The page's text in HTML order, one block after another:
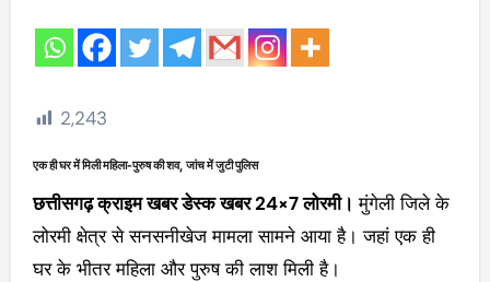
2,243
एक ही घर में मिली महिला-पुरुष की शव, जांच में जुटी पुलिस
छत्तीसगढ़ क्राइम खबर डेस्क खबर 24×7 लोरमी। मुंगेली जिले के
लोरमी क्षेत्र से सनसनीखेज मामला सामने आया है। जहां एक ही
घर के भीतर महिला और पुरुष की लाश मिली है।